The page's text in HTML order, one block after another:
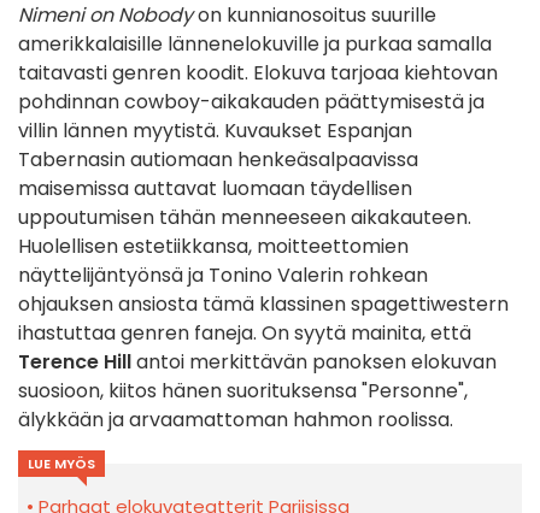
Nimeni on Nobodyon kunnianosoitus suurille
amerikkalaisille lännenelokuville ja purkaa samalla
taitavasti genren koodit. Elokuva tarjoaa kiehtovan
pohdinnan cowboy-aikakauden päättymisestä ja
villin lännen myytistä. Kuvaukset Espanjan
Tabernasin autiomaan henkeäsalpaavissa
maisemissa auttavat luomaan täydellisen
uppoutumisen tähän menneeseen aikakauteen.
Huolellisen estetiikkansa, moitteettomien
näyttelijäntyönsä ja Tonino Valerin rohkean
ohjauksen ansiosta tämä klassinen spagettiwestern
ihastuttaa genren faneja. On syytä mainita, että
Terence Hillantoi merkittävän panoksen elokuvan
suosioon, kiitos hänen suorituksensa "Personne",
älykkään ja arvaamattoman hahmon roolissa.
LUE MYÖS
Parhaat elokuvateatterit Pariisissa